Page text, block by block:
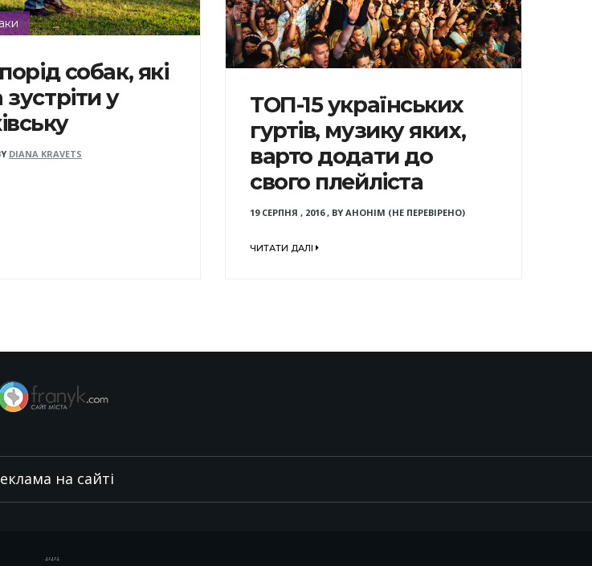
собак, які
у
DIANA KRAVETS
ТОП-15 українських
гуртів, музику яких,
варто додати до
свого плейліста
19 СЕРПНЯ , 2016, BY АНОНІМ (НЕ ПЕРЕВІРЕНО)
ЧИТАТИ ДАЛІ
на сайті
.,.,.